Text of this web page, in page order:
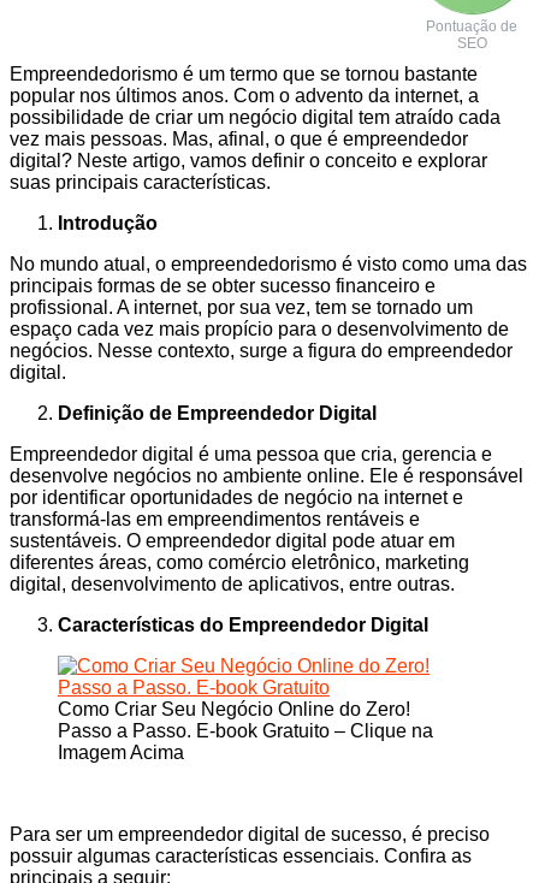
Pontuação de
SEO
Empreendedorismo é um termo que se tornou bastante
popular nos últimos anos. Com o advento da internet, a
possibilidade de criar um negócio digital tem atraído cada
vez mais pessoas. Mas, afinal, o que é empreendedor
digital? Neste artigo, vamos definir o conceito e explorar
suas principais características.
Introdução
No mundo atual, o empreendedorismo é visto como uma das
principais formas de se obter sucesso financeiro e
profissional. A internet, por sua vez, tem se tornado um
espaço cada vez mais propício para o desenvolvimento de
negócios. Nesse contexto, surge a figura do empreendedor
digital.
Definição de Empreendedor Digital
Empreendedor digital é uma pessoa que cria, gerencia e
desenvolve negócios no ambiente online. Ele é responsável
por identificar oportunidades de negócio na internet e
transformá-las em empreendimentos rentáveis e
sustentáveis. O empreendedor digital pode atuar em
diferentes áreas, como comércio eletrônico, marketing
digital, desenvolvimento de aplicativos, entre outras.
Características do Empreendedor Digital
Como Criar Seu Negócio Online do Zero!
Passo a Passo. E-book Gratuito – Clique na
Imagem Acima
Para ser um empreendedor digital de sucesso, é preciso
possuir algumas características essenciais. Confira as
principais a seguir: